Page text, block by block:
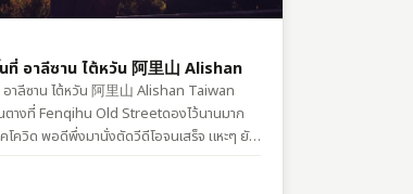
ที่ อาลีซาน ไต้หวัน 阿里山 Alishan
าลีซาน ไต้หวัน​ 阿里山 Alishan Taiwan
ตางที่ Fenqihu Old Streetดองไว้นานมาก
ควิด พอดีพึ่งมานั่งตัดวีดีโอจนเสร็จ แหะๆ ยัง
ครับ ทริปนี้มีแวะถนนเฟิ่นฉี่หู ก่อนไปอาลีซัน
แบบที่ 1 – นั่งรถไฟ TRA…